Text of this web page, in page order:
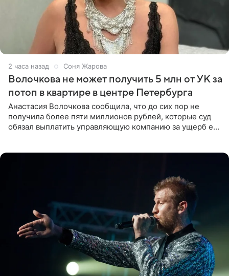
2 часа назад Соня Жарова
Волочкова не может получить 5 млн от УК за
потоп в квартире в центре Петербурга
Анастасия Волочкова сообщила, что до сих пор не
получила более пяти миллионов рублей, которые суд
обязал выплатить управляющую компанию за ущерб ее